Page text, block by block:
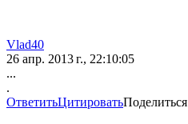
Vlad40
26 апр. 2013 г., 22:10:05
...
.
ОтветитьЦитироватьПоделиться